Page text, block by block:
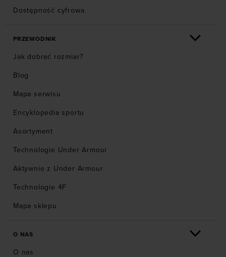
Dostępność cyfrowa
PRZEWODNIK
Jak dobrać rozmiar?
Blog
Mapa serwisu
Encyklopedia sportu
Asortyment
Technologie Under Armour
Aktywnie z Under Armour
Technologie 4F
Mapa sklepu
O NAS
O nas